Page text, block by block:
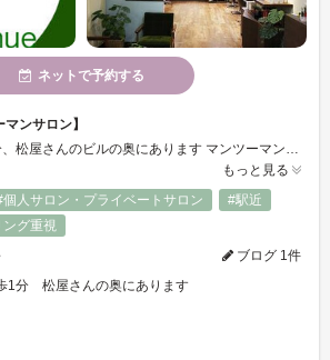
ネットで予約する
マンサロン】
蕨駅の東口から徒歩1分、松屋さんのビルの奥にあります マンツーマンサロンなので安心してお任せできます 髪の癒しにこだわっていてオーガニックトリートメントや、M3Pトリートメントなど トリートメントメニューが充実しています 髪だけでなくモダンシックな店内が心の底から癒してくれます♪
もっと見る
個人サロン・プライベートサロン
#駅近
グ重視
ブログ 1件
1分 松屋さんの奥にあります